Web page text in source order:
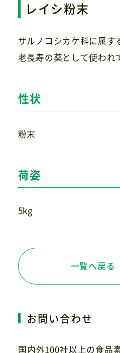
レイシ粉末
サルノコシカケ科に属す
老長寿の薬として使われ
性状
粉末
荷姿
5kg
一覧へ戻る
お問い合わせ
国内外100社以上の食品